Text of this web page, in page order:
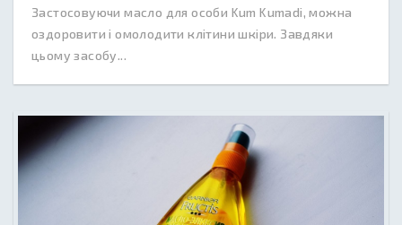
Застосовуючи масло для особи Kum Kumadi, можна
оздоровити і омолодити клітини шкіри. Завдяки
цьому засобу...